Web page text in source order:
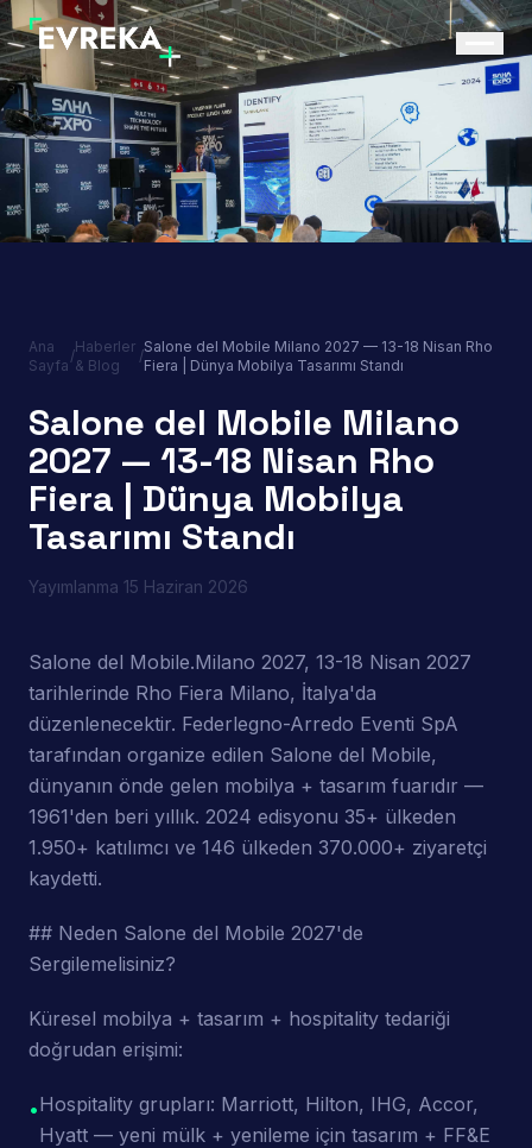
Ana
Sayfa
/
Haberler
& Blog
/
Salone del Mobile Milano 2027 — 13-18 Nisan Rho
Fiera | Dünya Mobilya Tasarımı Standı
Salone del Mobile Milano
2027 — 13-18 Nisan Rho
Fiera | Dünya Mobilya
Tasarımı Standı
Yayımlanma 15 Haziran 2026
Salone del Mobile.Milano 2027, 13-18 Nisan 2027
tarihlerinde Rho Fiera Milano, İtalya'da
düzenlenecektir. Federlegno-Arredo Eventi SpA
tarafından organize edilen Salone del Mobile,
dünyanın önde gelen mobilya + tasarım fuarıdır —
1961'den beri yıllık. 2024 edisyonu 35+ ülkeden
1.950+ katılımcı ve 146 ülkeden 370.000+ ziyaretçi
kaydetti.
## Neden Salone del Mobile 2027'de
Sergilemelisiniz?
Küresel mobilya + tasarım + hospitality tedariği
doğrudan erişimi:
•Hospitality grupları: Marriott, Hilton, IHG, Accor,
Hyatt — yeni mülk + yenileme için tasarım + FF&E